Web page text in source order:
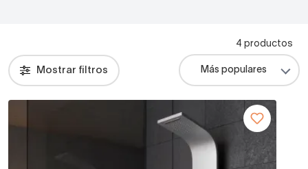
Mostrar filtros
4 productos